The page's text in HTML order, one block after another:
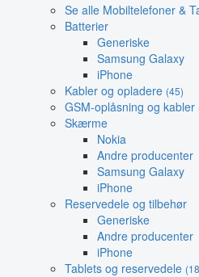
Se alle Mobiltelefoner &
Batterier
Generiske
Samsung Galaxy
iPhone
Kabler og opladere (45)
GSM-oplåsning og kabler
Skærme
Nokia
Andre producenter
Samsung Galaxy
iPhone
Reservedele og tilbehør
Generiske
Andre producenter
iPhone
Tablets og reservedele